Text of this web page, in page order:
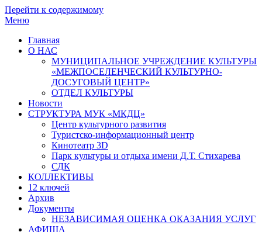
Перейти к содержимому
Меню
Главная
О НАС
МУНИЦИПАЛЬНОЕ УЧРЕЖДЕНИЕ КУЛЬТУРЫ
«МЕЖПОСЕЛЕНЧЕСКИЙ КУЛЬТУРНО-
ДОСУГОВЫЙ ЦЕНТР»
ОТДЕЛ КУЛЬТУРЫ
Новости
СТРУКТУРА МУК «МКДЦ»
Центр культурного развития
Туристско-информационный центр
Кинотеатр 3D
Парк культуры и отдыха имени Д.Т. Стихарева
СДК
КОЛЛЕКТИВЫ
12 ключей
Архив
Документы
НЕЗАВИСИМАЯ ОЦЕНКА ОКАЗАНИЯ УСЛУГ
АФИША